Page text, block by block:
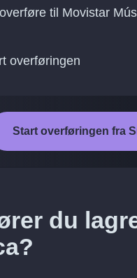
til Movistar
overføringen
Start overføringen fra
du